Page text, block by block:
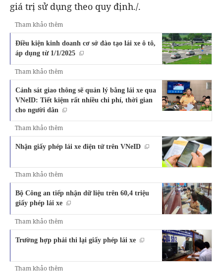
giá trị sử dụng theo quy định./.
Tham khảo thêm
Điều kiện kinh doanh cơ sở đào tạo lái xe ô tô,
áp dụng từ 1/1/2025
Tham khảo thêm
Cảnh sát giao thông sẽ quản lý bằng lái xe qua
VNeID: Tiết kiệm rất nhiều chi phí, thời gian
cho người dân
Tham khảo thêm
Nhận giấy phép lái xe điện tử trên VNeID
Tham khảo thêm
Bộ Công an tiếp nhận dữ liệu trên 60,4 triệu
giấy phép lái xe
Tham khảo thêm
Trường hợp phải thi lại giấy phép lái xe
Tham khảo thêm